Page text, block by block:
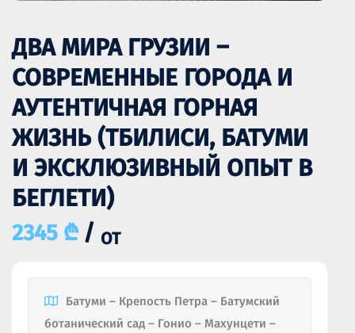
ДВА МИРА ГРУЗИИ –
СОВРЕМЕННЫЕ ГОРОДА И
АУТЕНТИЧНАЯ ГОРНАЯ
ЖИЗНЬ (ТБИЛИСИ, БАТУМИ
И ЭКСКЛЮЗИВНЫЙ ОПЫТ В
БЕГЛЕТИ)
2345 ₾ / ОТ
Батуми – Крепость Петра – Батумский
ботанический сад – Гонио – Махунцети –